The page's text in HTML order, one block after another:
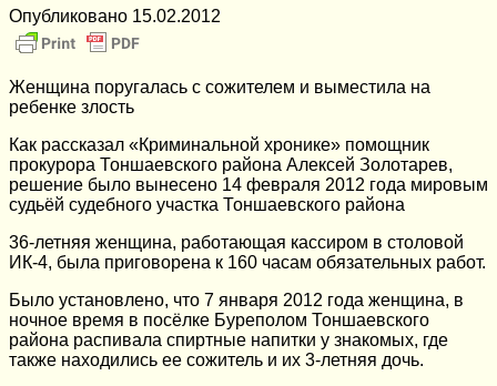
Опубликовано 15.02.2012
Женщина поругалась с сожителем и выместила на
ребенке злость
Как рассказал «Криминальной хронике» помощник
прокурора Тоншаевского района Алексей Золотарев,
решение было вынесено 14 февраля 2012 года мировым
судьёй судебного участка Тоншаевского района
36-летняя женщина, работающая кассиром в столовой
ИК-4, была приговорена к 160 часам обязательных работ.
Было установлено, что 7 января 2012 года женщина, в
ночное время в посёлке Буреполом Тоншаевского
района распивала спиртные напитки у знакомых, где
также находились ее сожитель и их 3-летняя дочь.